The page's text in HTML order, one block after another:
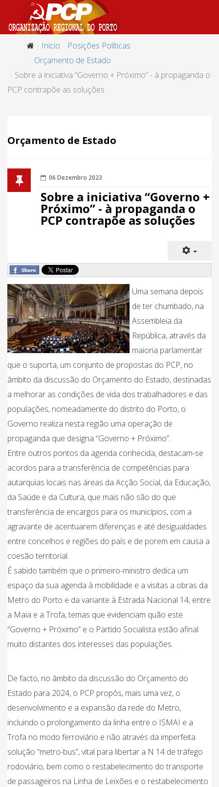
Início
Posições Políticas
Orçamento de Estado
Sobre a iniciativa “Governo + Próximo” - à propaganda o
PCP contrapõe as soluções
Orçamento de Estado
06 Dezembro 2023
Sobre a iniciativa “Governo +
Próximo” - à propaganda o
PCP contrapõe as soluções
Uma semana depois
de ter chumbado, na
Assembleia da
República, através da
maioria parlamentar
que o suporta, um conjunto de propostas do PCP, no
âmbito da discussão do Orçamento do Estado, destinadas
a melhorar as condições de vida dos trabalhadores e das
populações, nomeadamente do distrito do Porto, o
Governo realiza nesta região uma operação de
propaganda que designa “Governo + Próximo”.
Entre outros pontos da agenda conhecida, destacam-se
acordos para a transferência de competências para
autarquias locais nas áreas da Acção Social, da Educação,
da Saúde e da Cultura, que mais não são do que
transferência de encargos para os municípios, com a
agravante de acentuarem diferenças e até desigualdades
entre concelhos e regiões do país e de porem em causa a
coesão territorial.
É sabido também que o primeiro-ministro dedica um
espaço da sua agenda à mobilidade e a visitas a obras da
Metro do Porto e da variante à Estrada Nacional 14, entre
a Maia e a Trofa, temas que evidenciam quão este
“Governo + Próximo” e o Partido Socialista estão afinal
muito distantes dos interesses das populações.
De facto, no âmbito da discussão do Orçamento do
Estado para 2024, o PCP propôs, mais uma vez, o
desenvolvimento e a expansão da rede do Metro,
incluindo o prolongamento da linha entre o ISMAI e a
Trofa no modo ferroviário e não através da imperfeita
solução “metro-bus”, vital para libertar a N 14 de tráfego
rodoviário, bem como o restabelecimento do transporte
de passageiros na Linha de Leixões e o restabelecimento